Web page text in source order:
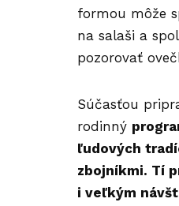
formou môže
na salaši a
pozorovať
Súčasťou
rodinný
ľudových
zbojníkmi. Tí
i veľkým